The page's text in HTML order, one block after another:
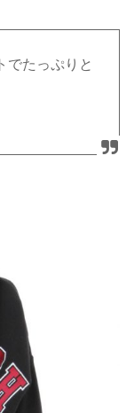
でたっぷりと